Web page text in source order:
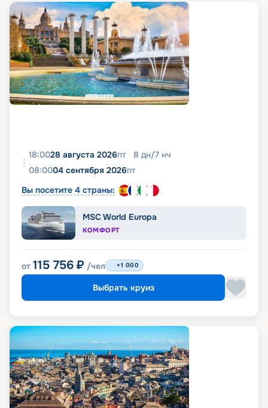
18:0028 августа 2026пт 8 дн/7 нч
08:0004 сентября 2026пт
Вы посетите 4 страны:
MSC World Europa
КОМФОРТ
от 115 756 ₽ /чел +1 000
Выбрать круиз